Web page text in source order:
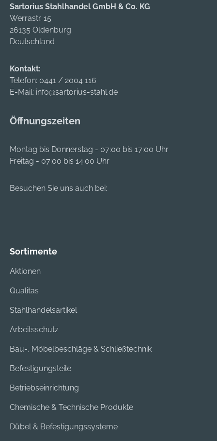
und frei von
Dichtstoff für
Anschlussfugen im
Gebäudeinneren
zwischen Fenster,
und Wand.
Dichtstoff für
Sartorius Stahlhandel GmbH & Co. KG
Werrastr. 15
26135 Oldenburg
Deutschland
Kontakt:
Telefon: 0441 / 2004 116
E-Mail: info@sartorius-stahl.de
Öffnungszeiten
Montag bis Donnerstag - 07:00 bis 17:00 Uhr
Freitag - 07:00 bis 14:00 Uhr
Besuchen Sie uns auch bei:
Sortimente
Aktionen
Qualitas
Stahlhandelsartikel
Arbeitsschutz
Bau-, Möbelbeschläge & Schließtechnik
Befestigungsteile
Betriebseinrichtung
Chemische & Technische Produkte
Dübel & Befestigungssysteme